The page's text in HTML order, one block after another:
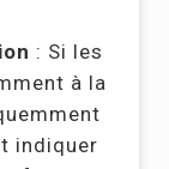
: Si les
à la
indiquer